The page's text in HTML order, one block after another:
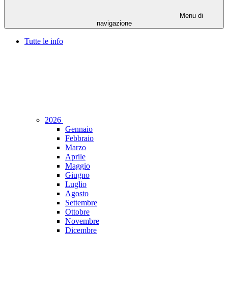
Menu di
navigazione
Tutte le info
2026
Gennaio
Febbraio
Marzo
Aprile
Maggio
Giugno
Luglio
Agosto
Settembre
Ottobre
Novembre
Dicembre